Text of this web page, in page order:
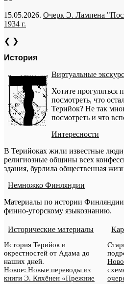
15.05.2026. Очерк Э. Лампена
1934 г.
❮ ❯
История
Виртуальные
Хотите прогуляться
посмотреть, что
Терийок? Не так
посмотреть и что
Интересности
В Терийоках жили известные
религиозные общины всех
здания, бурлила общественная
Немножко Финляндии
Материалы по истории
финно-угорскому языкознанию.
Исторические материалы
История Терийок и
окрестностей от Адама до
наших дней.
Новое: Новые переводы из
книги Э. Кяхёнен «Прежние